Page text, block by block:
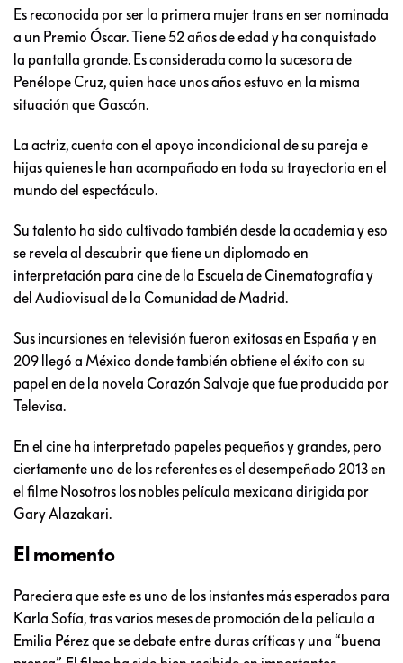
Es reconocida por ser la primera mujer trans en ser nominada
a un Premio Óscar. Tiene 52 años de edad y ha conquistado
la pantalla grande. Es considerada como la sucesora de
Penélope Cruz, quien hace unos años estuvo en la misma
situación que Gascón.
La actriz, cuenta con el apoyo incondicional de su pareja e
hijas quienes le han acompañado en toda su trayectoria en el
mundo del espectáculo.
Su talento ha sido cultivado también desde la academia y eso
se revela al descubrir que tiene un diplomado en
interpretación para cine de la Escuela de Cinematografía y
del Audiovisual de la Comunidad de Madrid.
Sus incursiones en televisión fueron exitosas en España y en
209 llegó a México donde también obtiene el éxito con su
papel en de la novela Corazón Salvaje que fue producida por
Televisa.
En el cine ha interpretado papeles pequeños y grandes, pero
ciertamente uno de los referentes es el desempeñado 2013 en
el filme Nosotros los nobles película mexicana dirigida por
Gary Alazakari.
El momento
Pareciera que este es uno de los instantes más esperados para
Karla Sofía, tras varios meses de promoción de la película a
Emilia Pérez que se debate entre duras críticas y una “buena